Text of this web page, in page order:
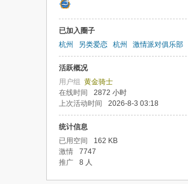
已加入圈子
杭州
另类爱恋 杭州 激情派对俱乐部
活跃概况
用户组 黄金骑士
在线时间
2872 小时
上次活动时间
2026-8-3 03:18
统计信息
已用空间
162 KB
激情
7747
推广
8 人